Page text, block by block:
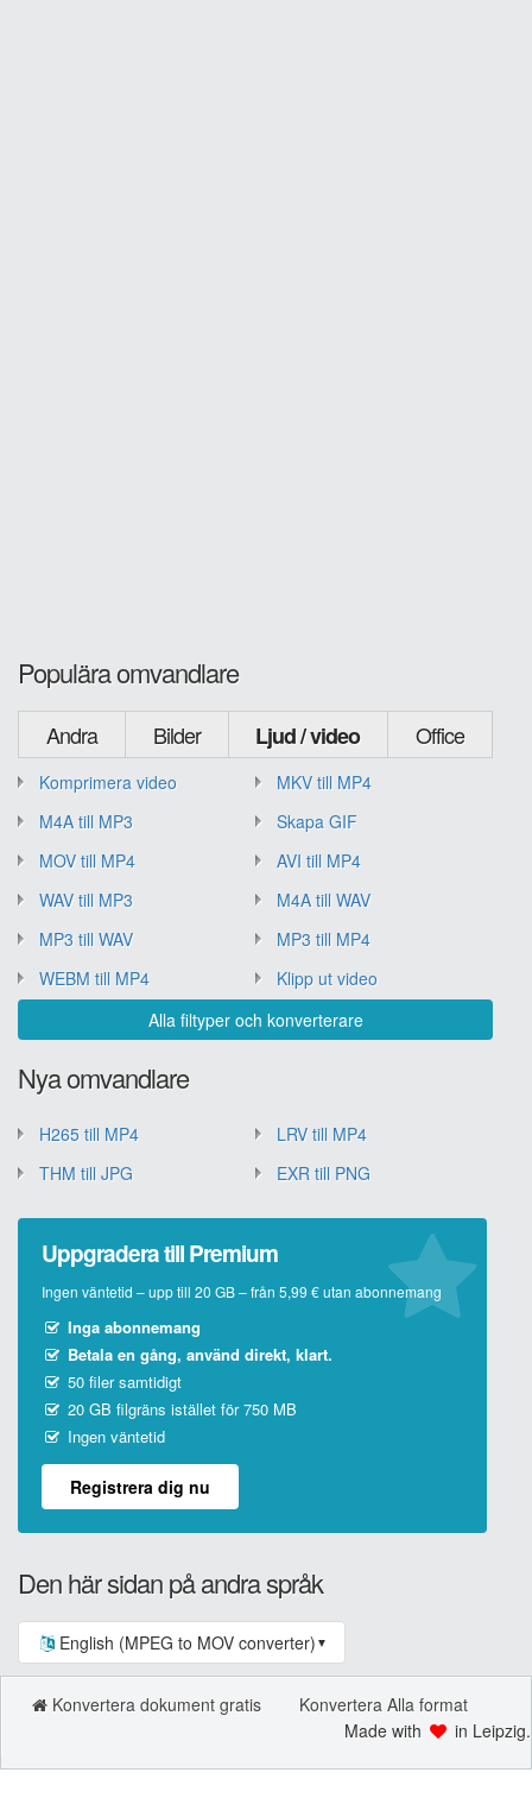
Populära omvandlare
Andra Bilder Ljud / video Office
Komprimera video
MKV till MP4
M4A till MP3
Skapa GIF
MOV till MP4
AVI till MP4
WAV till MP3
M4A till WAV
MP3 till WAV
MP3 till MP4
WEBM till MP4
Klipp ut video
Alla filtyper och konverterare
Nya omvandlare
H265 till MP4
LRV till MP4
THM till JPG
EXR till PNG
Uppgradera till Premium
Ingen väntetid – upp till 20 GB – från 5,99 € utan abonnemang
Inga abonnemang
Betala en gång, använd direkt, klart.
50 filer samtidigt
20 GB filgräns istället för 750 MB
Ingen väntetid
Registrera dig nu
Den här sidan på andra språk
English (MPEG to MOV converter) ▼
Konvertera dokument gratis
Konvertera Alla format
Made with
in Leipzig.